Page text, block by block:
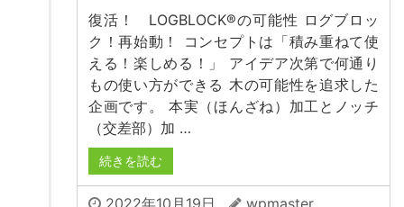
復活！ LOGBLOCK®︎の可能性 ログブロッ
ク！再始動！ コンセプトは「積み重ねて使
える！楽しめる！」 アイデア次第で何通り
もの使い方ができる 木の可能性を追求した
企画です。 本実（ほんざね）加工とノッチ
（交差部）加 …
続きを読む